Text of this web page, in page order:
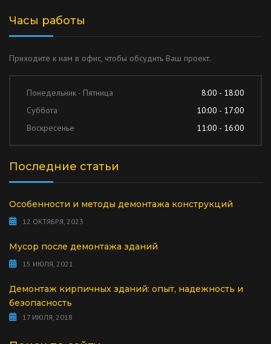
Часы работы
Приходите к нам в офис, чтобы обсудить Ваш проект.
Понедельник - Пятница
8:00 - 18:00
Суббота
10:00 - 17:00
Воскресенье
11:00 - 16:00
Последние статьи
Особенности и методы демонтажа конструкций
12 ОКТЯБРЯ, 2023
Мусор после демонтажа зданий
15 ИЮЛЯ, 2021
Демонтаж кирпичных зданий: опыт, надежность и
безопасность
17 ИЮЛЯ, 2018